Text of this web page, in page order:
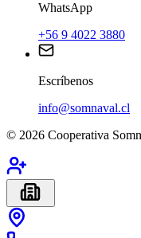
WhatsApp
+56 9 4022 3880
Escríbenos
info@somnaval.cl
© 2026 Cooperativa